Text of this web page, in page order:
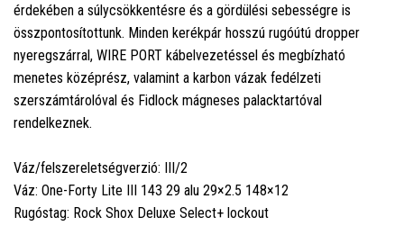
érdekében a súlycsökkentésre és a gördülési sebességre is
összpontosítottunk. Minden kerékpár hosszú rugóútú dropper
nyeregszárral, WIRE PORT kábelvezetéssel és megbízható
menetes középrész, valamint a karbon vázak fedélzeti
szerszámtárolóval és Fidlock mágneses palacktartóval
rendelkeznek.
Váz/felszereletségverzió: III/2
Váz: One-Forty Lite III 143 29 alu 29×2.5 148×12
Rugóstag: Rock Shox Deluxe Select+ lockout